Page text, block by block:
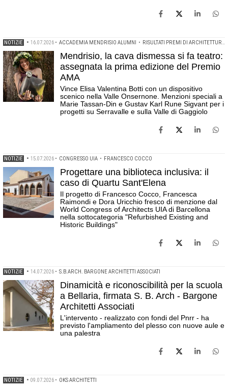
NOTIZIE • 16.07.2026 • ACCADEMIA MENDRISIO ALUMNI • RISULTATI PREMI DI ARCHITETTURA
Mendrisio, la cava dismessa si fa teatro:
assegnata la prima edizione del Premio
AMA
Vince Elisa Valentina Botti con un dispositivo
scenico nella Valle Onsernone. Menzioni speciali a
Marie Tassan-Din e Gustav Karl Rune Sigvant per i
progetti su Serravalle e sulla Valle di Gaggiolo
NOTIZIE • 15.07.2026 • CONGRESSO UIA • FRANCESCO COCCO
Progettare una biblioteca inclusiva: il
caso di Quartu Sant'Elena
Il progetto di Francesco Cocco, Francesca
Raimondi e Dora Uricchio fresco di menzione dal
World Congress of Architects UIA di Barcellona
nella sottocategoria "Refurbished Existing and
Historic Buildings"
NOTIZIE • 14.07.2026 • S.B.ARCH. BARGONE ARCHITETTI ASSOCIATI
Dinamicità e riconoscibilità per la scuola
a Bellaria, firmata S. B. Arch - Bargone
Architetti Associati
L'intervento - realizzato con fondi del Pnrr - ha
previsto l'ampliamento del plesso con nuove aule e
una palestra
NOTIZIE • 09.07.2026 • OKS ARCHITETTI